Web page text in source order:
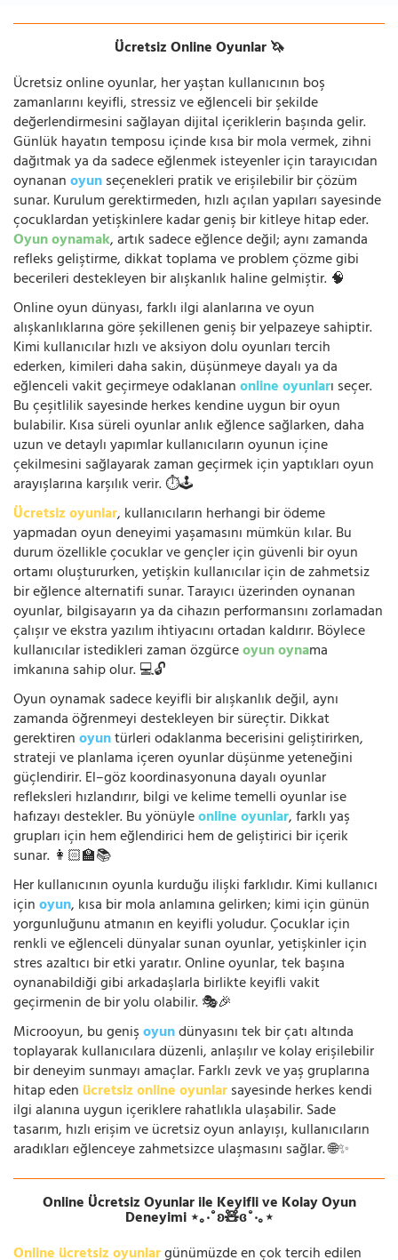
Ücretsiz Online Oyunlar 🦄
Ücretsiz online oyunlar, her yaştan kullanıcının boş
zamanlarını keyifli, stressiz ve eğlenceli bir şekilde
değerlendirmesini sağlayan dijital içeriklerin başında gelir.
Günlük hayatın temposu içinde kısa bir mola vermek, zihni
dağıtmak ya da sadece eğlenmek isteyenler için tarayıcıdan
oynananoyunseçenekleri pratik ve erişilebilir bir çözüm
sunar. Kurulum gerektirmeden, hızlı açılan yapıları sayesinde
çocuklardan yetişkinlere kadar geniş bir kitleye hitap eder.
Oyun oynamak, artık sadece eğlence değil; aynı zamanda
refleks geliştirme, dikkat toplama ve problem çözme gibi
becerileri destekleyen bir alışkanlık haline gelmiştir. 🧠
Online oyun dünyası, farklı ilgi alanlarına ve oyun
alışkanlıklarına göre şekillenen geniş bir yelpazeye sahiptir.
Kimi kullanıcılar hızlı ve aksiyon dolu oyunları tercih
ederken, kimileri daha sakin, düşünmeye dayalı ya da
eğlenceli vakit geçirmeye odaklananonline oyunları seçer.
Bu çeşitlilik sayesinde herkes kendine uygun bir oyun
bulabilir. Kısa süreli oyunlar anlık eğlence sağlarken, daha
uzun ve detaylı yapımlar kullanıcıların oyunun içine
çekilmesini sağlayarak zaman geçirmek için yaptıkları oyun
arayışlarına karşılık verir. ⏱️🕹️
Ücretsiz oyunlar, kullanıcıların herhangi bir ödeme
yapmadan oyun deneyimi yaşamasını mümkün kılar. Bu
durum özellikle çocuklar ve gençler için güvenli bir oyun
ortamı oluştururken, yetişkin kullanıcılar için de zahmetsiz
bir eğlence alternatifi sunar. Tarayıcı üzerinden oynanan
oyunlar, bilgisayarın ya da cihazın performansını zorlamadan
çalışır ve ekstra yazılım ihtiyacını ortadan kaldırır. Böylece
kullanıcılar istedikleri zaman özgürceoyun oynama
imkanına sahip olur. 💻🔓
Oyun oynamak sadece keyifli bir alışkanlık değil, aynı
zamanda öğrenmeyi destekleyen bir süreçtir. Dikkat
gerektirenoyuntürleri odaklanma becerisini geliştirirken,
strateji ve planlama içeren oyunlar düşünme yeteneğini
güçlendirir. El–göz koordinasyonuna dayalı oyunlar
refleksleri hızlandırır, bilgi ve kelime temelli oyunlar ise
hafızayı destekler. Bu yönüyleonline oyunlar, farklı yaş
grupları için hem eğlendirici hem de geliştirici bir içerik
sunar. 👩🏻‍🏫📚
Her kullanıcının oyunla kurduğu ilişki farklıdır. Kimi kullanıcı
içinoyun, kısa bir mola anlamına gelirken; kimi için günün
yorgunluğunu atmanın en keyifli yoludur. Çocuklar için
renkli ve eğlenceli dünyalar sunan oyunlar, yetişkinler için
stres azaltıcı bir etki yaratır. Online oyunlar, tek başına
oynanabildiği gibi arkadaşlarla birlikte keyifli vakit
geçirmenin de bir yolu olabilir. 🎭🎉
Microoyun, bu genişoyundünyasını tek bir çatı altında
toplayarak kullanıcılara düzenli, anlaşılır ve kolay erişilebilir
bir deneyim sunmayı amaçlar. Farklı zevk ve yaş gruplarına
hitap eden ücretsiz online oyunlarsayesinde herkes kendi
ilgi alanına uygun içeriklere rahatlıkla ulaşabilir. Sade
tasarım, hızlı erişim ve ücretsiz oyun anlayışı, kullanıcıların
aradıkları eğlenceye zahmetsizce ulaşmasını sağlar. 🌐✨
Online Ücretsiz Oyunlar ile Keyifli ve Kolay Oyun
Deneyimi ⋆｡‧˚ʚ🧸ɞ˚‧｡⋆